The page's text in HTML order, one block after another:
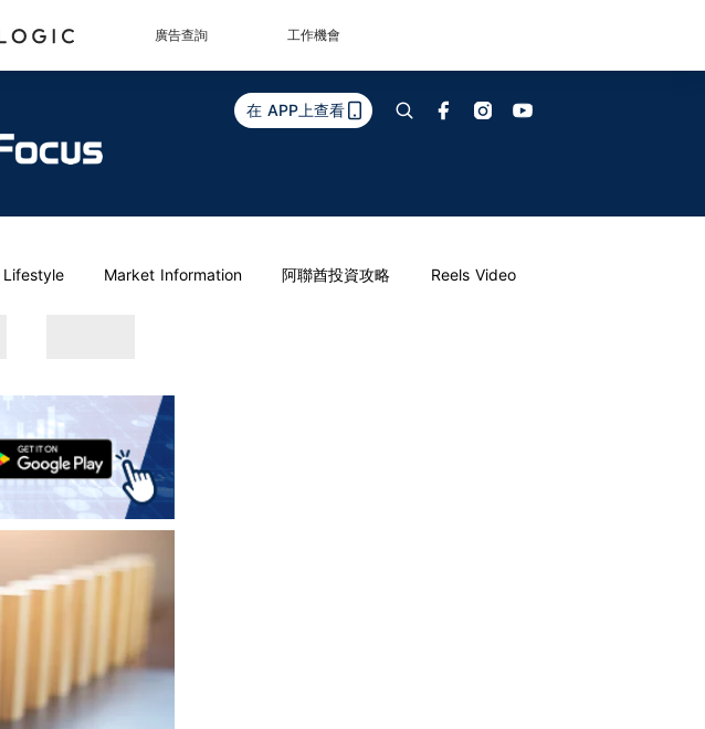
廣告查詢 工作機會
在 APP上查看
Lifestyle Market Information 阿聯酋投資攻略 Reels Video